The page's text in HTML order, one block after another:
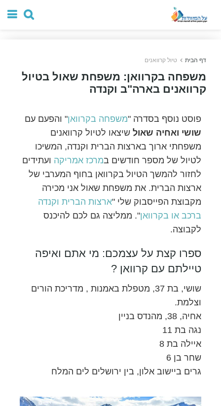
דף הבית טיול קרוואנים
משפחה בקרוואן: משפחת שאול בטיול
קרוואנים בארה"ב וקנדה
פוסט נוסף בסדרה "משפחה בקרוואן" והפעם עם
שושי ואחיה שאול שיצאו לטיול קרוואנים
משפחתי ארוך בארצות הברית וקנדה, המשיכו
לטיול של מספר חודשים במרכז אמריקה ועתידים
לחזור להמשך הטיול בקרוואן בחוף המערבי של
ארצות הברית. את משפחת שאול אני מכירה
מקבוצת הפייסבוק שלי "ארצות הברית וקנדה
ברכב או בקרוואן". ממליצה גם לכם להיכנס
לקבוצה.
ספרו קצת על עצמכם: מי אתם ואיפה
טיילתם עם קרוואן ?
שושי, בת 37, מטפלת באמנות , מדריכת הורים
וצלמת.
אחיה, 38, מהנדס בניין
נגה בת 11
איילה בת 8
שחר בן 6
גרים ביישוב אלון, בין ירושלים לים המלח